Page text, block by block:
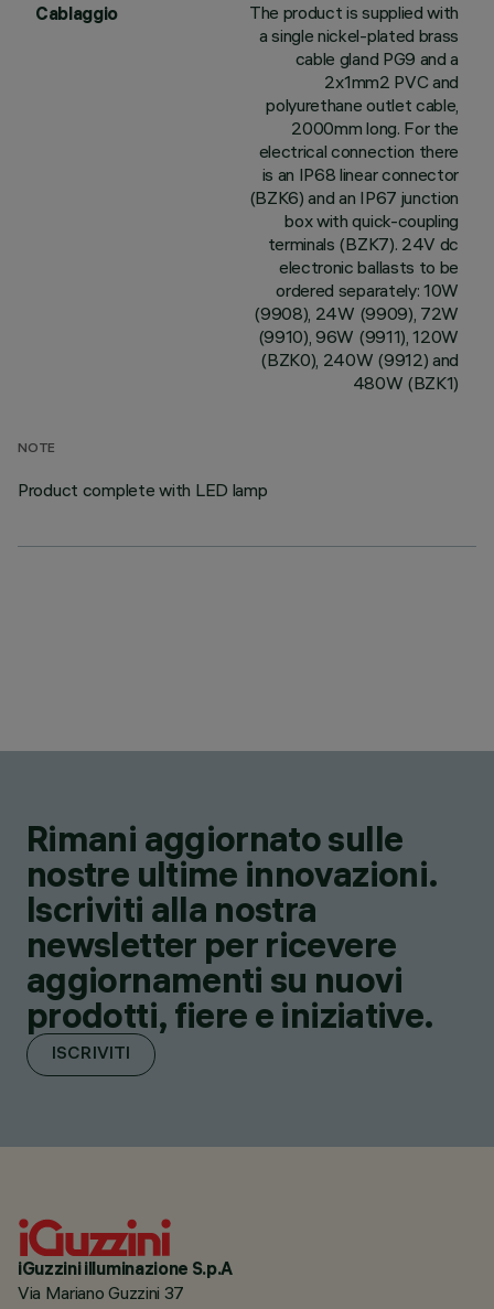
Cablaggio
The product is supplied with
a single nickel-plated brass
cable gland PG9 and a
2x1mm2 PVC and
polyurethane outlet cable,
2000mm long. For the
electrical connection there
is an IP68 linear connector
(BZK6) and an IP67 junction
box with quick-coupling
terminals (BZK7). 24V dc
electronic ballasts to be
ordered separately: 10W
(9908), 24W (9909), 72W
(9910), 96W (9911), 120W
(BZK0), 240W (9912) and
480W (BZK1)
NOTE
Product complete with LED lamp
Rimani aggiornato sulle
nostre ultime innovazioni.
Iscriviti alla nostra
newsletter per ricevere
aggiornamenti su nuovi
prodotti, fiere e iniziative.
ISCRIVITI
iGuzzini illuminazione S.p.A
Via Mariano Guzzini 37